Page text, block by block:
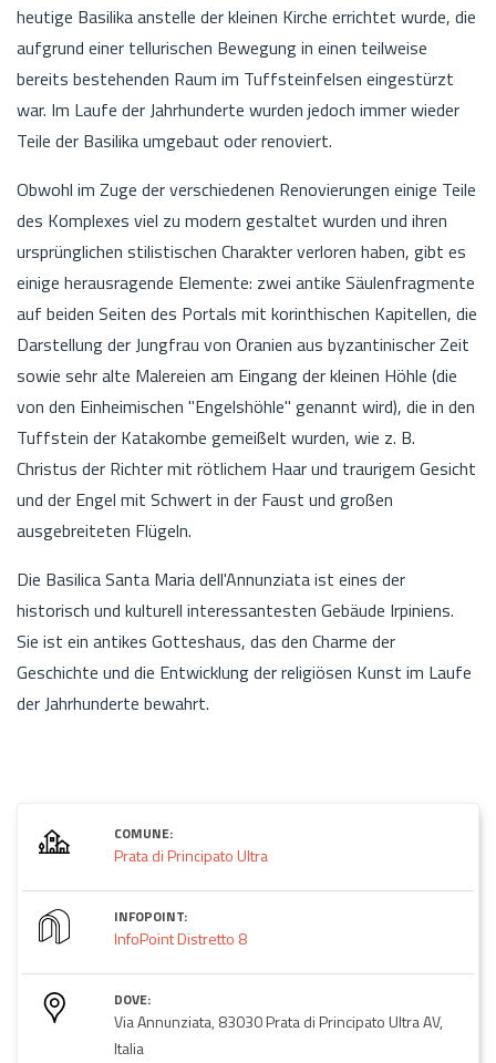
heutige Basilika anstelle der kleinen Kirche errichtet wurde, die
aufgrund einer tellurischen Bewegung in einen teilweise
bereits bestehenden Raum im Tuffsteinfelsen eingestürzt
war. Im Laufe der Jahrhunderte wurden jedoch immer wieder
Teile der Basilika umgebaut oder renoviert.
Obwohl im Zuge der verschiedenen Renovierungen einige Teile
des Komplexes viel zu modern gestaltet wurden und ihren
ursprünglichen stilistischen Charakter verloren haben, gibt es
einige herausragende Elemente: zwei antike Säulenfragmente
auf beiden Seiten des Portals mit korinthischen Kapitellen, die
Darstellung der Jungfrau von Oranien aus byzantinischer Zeit
sowie sehr alte Malereien am Eingang der kleinen Höhle (die
von den Einheimischen "Engelshöhle" genannt wird), die in den
Tuffstein der Katakombe gemeißelt wurden, wie z. B.
Christus der Richter mit rötlichem Haar und traurigem Gesicht
und der Engel mit Schwert in der Faust und großen
ausgebreiteten Flügeln.
Die Basilica Santa Maria dell'Annunziata ist eines der
historisch und kulturell interessantesten Gebäude Irpiniens.
Sie ist ein antikes Gotteshaus, das den Charme der
Geschichte und die Entwicklung der religiösen Kunst im Laufe
der Jahrhunderte bewahrt.
COMUNE:
Prata di Principato Ultra
INFOPOINT:
InfoPoint Distretto 8
DOVE:
Via Annunziata, 83030 Prata di Principato Ultra AV,
Italia